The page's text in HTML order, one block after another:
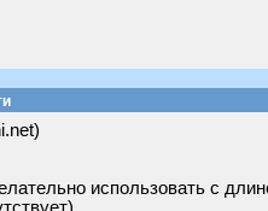
использовать с